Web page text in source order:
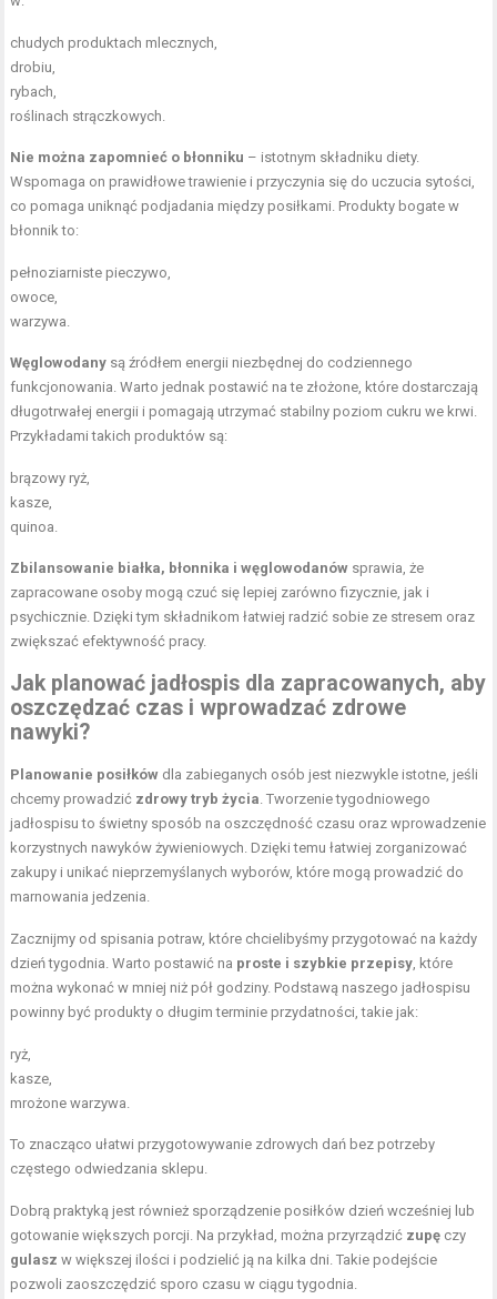
chudych produktach mlecznych,
drobiu,
rybach,
roślinach strączkowych
Nie można zapomnieć o błonniku – istotnym składniku diety.
Wspomaga on prawidłowe trawienie i przyczynia się do uczucia sytości,
co pomaga uniknąć podjadania między posiłkami. Produkty bogate w
błonnik to:
pełnoziarniste pieczywo,
owoce,
warzywa.
Węglowodany są źródłem energii niezbędnej do codziennego
funkcjonowania. Warto jednak postawić na te złożone, które dostarczają
długotrwałej energii i pomagają utrzymać stabilny poziom cukru we krwi.
Przykładami takich produktów są:
brązowy ryż,
kasze,
quinoa.
Zbilansowanie białka, błonnika i węglowodanów sprawia, że
zapracowane osoby mogą czuć się lepiej zarówno fizycznie, jak i
psychicznie. Dzięki tym składnikom łatwiej radzić sobie ze stresem oraz
zwiększać efektywność pracy.
Jak planować jadłospis dla zapracowanych, aby
oszczędzać czas i wprowadzać zdrowe
nawyki?
Planowanie posiłków dla zabieganych osób jest niezwykle istotne, jeśli
chcemy prowadzić zdrowy tryb życia . Tworzenie tygodniowego
jadłospisu to świetny sposób na oszczędność czasu oraz wprowadzenie
korzystnych nawyków żywieniowych. Dzięki temu łatwiej zorganizować
zakupy i unikać nieprzemyślanych wyborów, które mogą prowadzić do
marnowania jedzenia.
Zacznijmy od spisania potraw, które chcielibyśmy przygotować na każdy
dzień tygodnia. Warto postawić na proste i szybkie przepisy , które
można wykonać w mniej niż pół godziny. Podstawą naszego jadłospisu
powinny być produkty o długim terminie przydatności, takie jak:
ryż,
kasze,
mrożone warzywa.
To znacząco ułatwi przygotowywanie zdrowych dań bez potrzeby
częstego odwiedzania sklepu.
Dobrą praktyką jest również sporządzenie posiłków dzień wcześniej lub
gotowanie większych porcji. Na przykład, można przyrządzić zupę czy
gulasz w większej ilości i podzielić ją na kilka dni. Takie podejście
pozwoli zaoszczędzić sporo czasu w ciągu tygodnia.